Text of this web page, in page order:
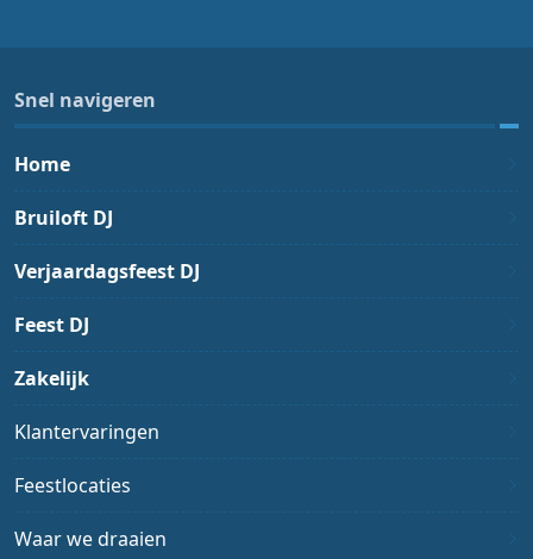
Snel navigeren
Home
Bruiloft DJ
Verjaardagsfeest DJ
Feest DJ
Zakelijk
Klantervaringen
Feestlocaties
Waar we draaien